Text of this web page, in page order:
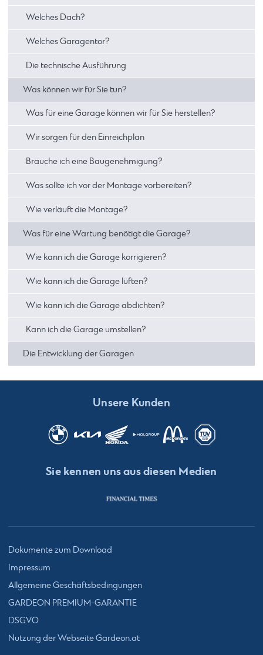
Welches Dach?
Welches Garagentor?
Die technische Ausführung
Was können wir für Sie tun?
Was für eine Garage können wir für Sie herstellen?
Wir sorgen für den Einreichplan
Brauche ich eine Baugenehmigung?
Was sollte ich vor der Montage vorbereiten?
Wie verläuft die Montage?
Was für eine Wartung benötigt die Garage?
Wie kann ich die Garage korrigieren?
Wie kann ich die Garage lüften?
Wie kann ich die Garage abdichten?
Kann ich die Garage umstellen?
Die Entwicklung der Garagen
Unsere Kunden
Sie kennen uns aus diesen Medien
Dokumente zum Download
Impressum
Allgemeine Geschäftsbedingungen
GARDEON PREMIUM-GARANTIE
DSGVO
Nutzung der Webseite Gardeon.at